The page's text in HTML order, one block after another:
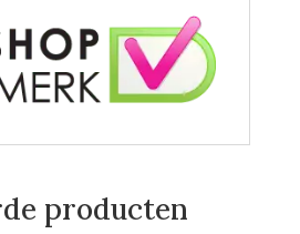
producten